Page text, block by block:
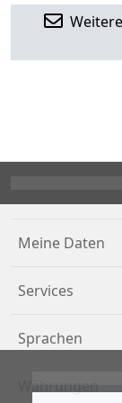
Meine Daten
Services
Sprachen
Währungen